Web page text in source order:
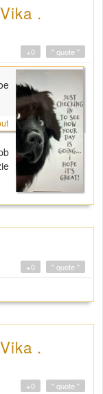
.
" quote "
+0
" quote "
+0
.
" quote "
+0